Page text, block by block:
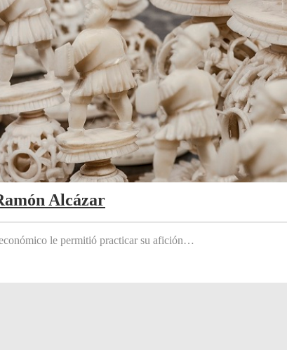
Alcázar
le permitió practicar su afición…